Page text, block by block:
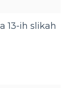
13-ih slikah